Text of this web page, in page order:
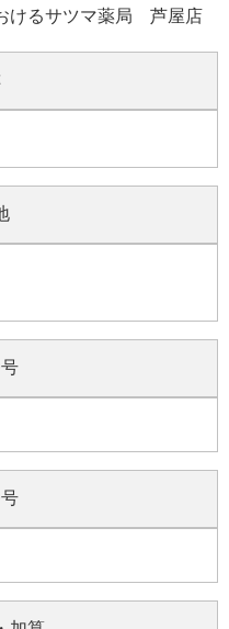
けるサツマ薬局 芦屋店